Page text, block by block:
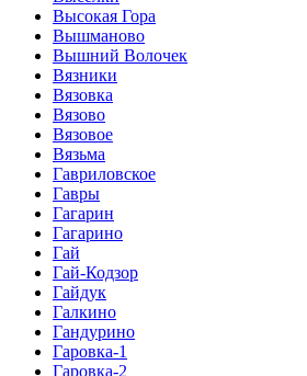
Высокая Гора
Вышманово
Вышний Волочек
Вязники
Вязовка
Вязово
Вязовое
Вязьма
Гавриловское
Гавры
Гагарин
Гагарино
Гай
Гай-Кодзор
Гайдук
Галкино
Гандурино
Гаровка-1
Гаровка-2